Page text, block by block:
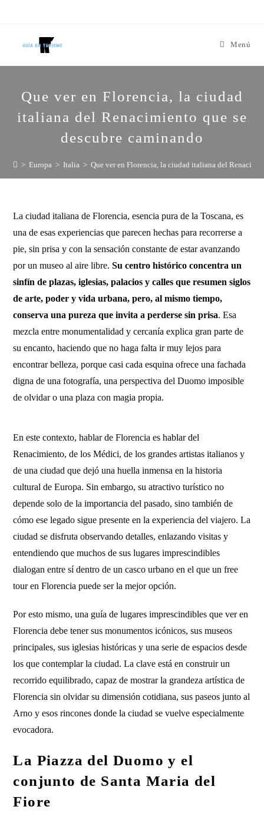
Menú
Que ver en Florencia, la ciudad
italiana del Renacimiento que se
descubre caminando
> Europa > Italia > Que ver en Florencia, la ciudad italiana del
La ciudad italiana de Florencia, esencia pura de la Toscana, es
una de esas experiencias que parecen hechas para recorrerse a
pie, sin prisa y con la sensación constante de estar avanzando
por un museo al aire libre.Su centro histórico concentra un
sinfín de plazas, iglesias, palacios y calles que resumen siglos
de arte, poder y vida urbana, pero, al mismo tiempo,
conserva una pureza que invita a perderse sin prisa. Esa
mezcla entre monumentalidad y cercanía explica gran parte de
su encanto, haciendo que no haga falta ir muy lejos para
encontrar belleza, porque casi cada esquina ofrece una fachada
digna de una fotografía, una perspectiva del Duomo imposible
de olvidar o una plaza con magia propia.
En este contexto, hablar de Florencia es hablar del
Renacimiento, de los Médici, de los grandes artistas italianos y
de una ciudad que dejó una huella inmensa en la historia
cultural de Europa. Sin embargo, su atractivo turístico no
depende solo de la importancia del pasado, sino también de
cómo ese legado sigue presente en la experiencia del viajero. La
ciudad se disfruta observando detalles, enlazando visitas y
entendiendo que muchos de sus lugares imprescindibles
dialogan entre sí dentro de un casco urbano en el que un free
tour en Florencia puede ser la mejor opción.
Por esto mismo, una guía de lugares imprescindibles que ver en
Florencia debe tener sus monumentos icónicos, sus museos
principales, sus iglesias históricas y una serie de espacios desde
los que contemplar la ciudad. La clave está en construir un
recorrido equilibrado, capaz de mostrar la grandeza artística de
Florencia sin olvidar su dimensión cotidiana, sus paseos junto al
Arno y esos rincones donde la ciudad se vuelve especialmente
evocadora.
La Piazza del Duomo y el
conjunto de Santa Maria del
Fiore